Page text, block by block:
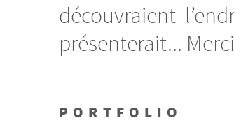
découvraient
présenterait...
PORTFOLIO